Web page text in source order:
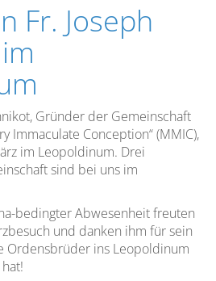
Fr. Joseph
Gründer der Gemeinschaft
Immaculate Conception“ (MMIC),
im Leopoldinum. Drei
sind bei uns im
bedingter Abwesenheit freuten
und danken ihm für sein
Ordensbrüder ins Leopoldinum